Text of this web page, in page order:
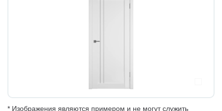
* Изображения являются примером и не могут служить